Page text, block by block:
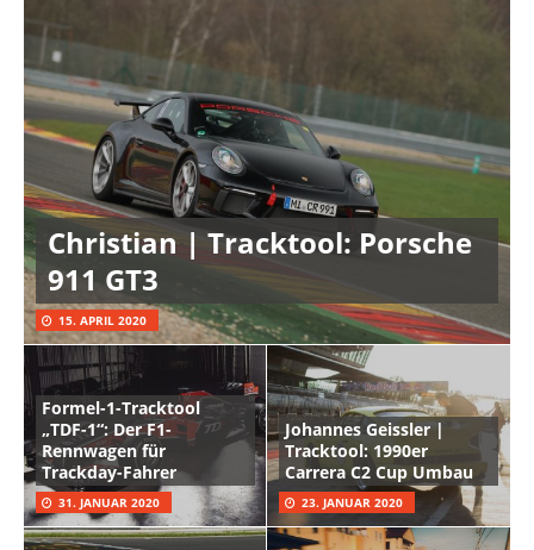
Christian | Tracktool: Porsche
911 GT3
15. APRIL 2020
Formel-1-Tracktool
„TDF-1“: Der F1-
Rennwagen für
Trackday-Fahrer
31. JANUAR 2020
Johannes Geissler |
Tracktool: 1990er
Carrera C2 Cup Umbau
23. JANUAR 2020